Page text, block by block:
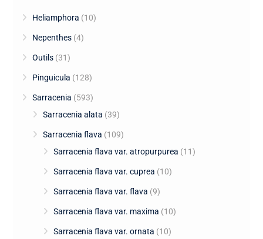
Heliamphora (10)
Nepenthes (4)
Outils (31)
Pinguicula (128)
Sarracenia (593)
Sarracenia alata (39)
Sarracenia flava (109)
Sarracenia flava var. atropurpurea (11)
Sarracenia flava var. cuprea (10)
Sarracenia flava var. flava (9)
Sarracenia flava var. maxima (10)
Sarracenia flava var. ornata (10)